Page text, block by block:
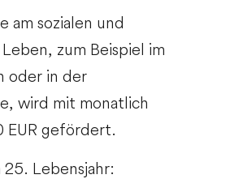
am sozialen und
zum Beispiel im
oder in der
wird mit monatlich
EUR gefördert.
25. Lebensjahr: